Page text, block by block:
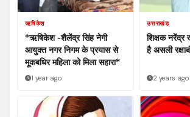
ऋषिकेश
*ऋषिकेश -शैलेंद्र सिंह नेगी
आयुक्त नगर निगम के प्रयास से
मूकबधिर महिला को मिला सहारा*
1 year ago
उत्तराखंड
शिक्षक नरेंद्र
है असली
2 years ago